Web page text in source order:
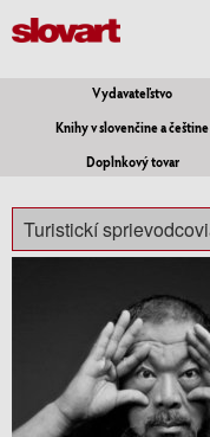
Vydavateľstvo
Knihy v slovenčine a češtine
Doplnkový tovar